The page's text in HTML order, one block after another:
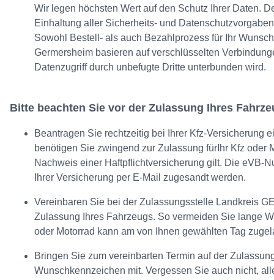
Wir legen höchsten Wert auf den Schutz Ihrer Daten.
Einhaltung aller Sicherheits- und
Sowohl Bestell- als auch Bezahlprozess für Ihr
Germersheim basieren auf verschlüsselten
Datenzugriff durch unbefugte Dritte unterbunden wird.
Bitte beachten Sie vor der Zulassung Ihres
Beantragen Sie rechtzeitig bei Ihrer Kfz-Versicherung
benötigen Sie zwingend zur Zulassung fürIhr Kfz oder
Nachweis einer Haftpflichtversicherung gilt. Die eVB-
Ihrer Versicherung per E-Mail zugesandt werden.
Vereinbaren Sie bei der Zulassungsstelle Landkreis
Zulassung Ihres Fahrzeugs. So vermeiden Sie lange
oder Motorrad kann am von Ihnen gewählten Tag
Bringen Sie zum vereinbarten Termin auf der
Wunschkennzeichen mit. Vergessen Sie auch nicht,